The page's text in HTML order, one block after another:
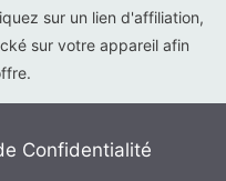
sur un lien d'affiliation,
sur votre appareil afin
Confidentialité